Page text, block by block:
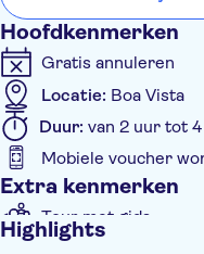
Hoofdkenmerken
Gratis annuleren
Locatie: Boa Vista
Duur: van 2 uur tot
Mobiele voucher
Extra kenmerken
Tour met gids
Highlights